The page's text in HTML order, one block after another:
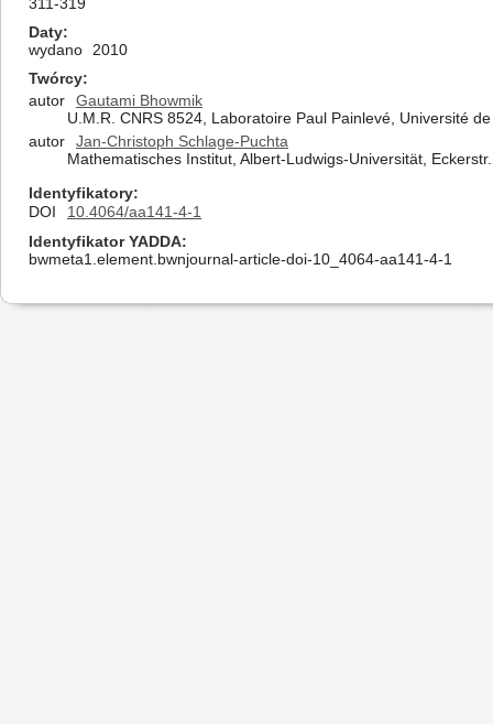
Daty
wydano
2010
Twórcy
autor
Gautami Bhowmik
U.M.R. CNRS 8524, Laboratoire Paul Painlevé, Université
autor
Jan-Christoph Schlage-Puchta
Mathematisches Institut, Albert-Ludwigs-Universität,
Identyfikatory
DOI
10.4064/aa141-4-1
Identyfikator YADDA
bwmeta1.element.bwnjournal-article-doi-10_4064-aa141-4-1